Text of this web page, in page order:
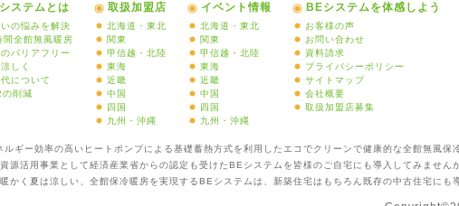
ステムとは
の悩みを解決
間全館無風暖房
バリアフリー
しく
について
の削減
取扱加盟店
北海道・東北
関東
甲信越・北陸
東海
近畿
中国
四国
九州・沖縄
イベント情報
北海道・東北
関東
甲信越・北陸
東海
近畿
中国
四国
九州・沖縄
BEシステムを体感しよう
お客様の声
お問い合わせ
資料請求
プライバシーポリシー
サイトマップ
会社概要
取扱加盟店募集
ギー効率の高いヒートポンプによる基礎蓄熱方式を利用したエコでクリーンで健康的な全館無風保
源活用事業として経済産業省からの認定も受けたBEシステムを皆様のご自宅にも導入してみません
かく夏は涼しい、全館保冷暖房を実現するBEシステムは、新築住宅はもちろん既存の中古住宅にも